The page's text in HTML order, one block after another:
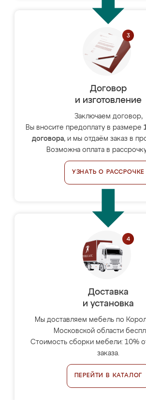
Договор
и изготовление
Заключаем договор,
Вы вносите предоплату в размере
договора, и мы отдаём заказ в
Возможна оплата в
УЗНАТЬ О РАССРОЧКЕ
Доставка
и установка
Мы доставляем мебель по
Московской области
Стоимость сборки мебели: 10%
заказа.
ПЕРЕЙТИ В КАТАЛОГ